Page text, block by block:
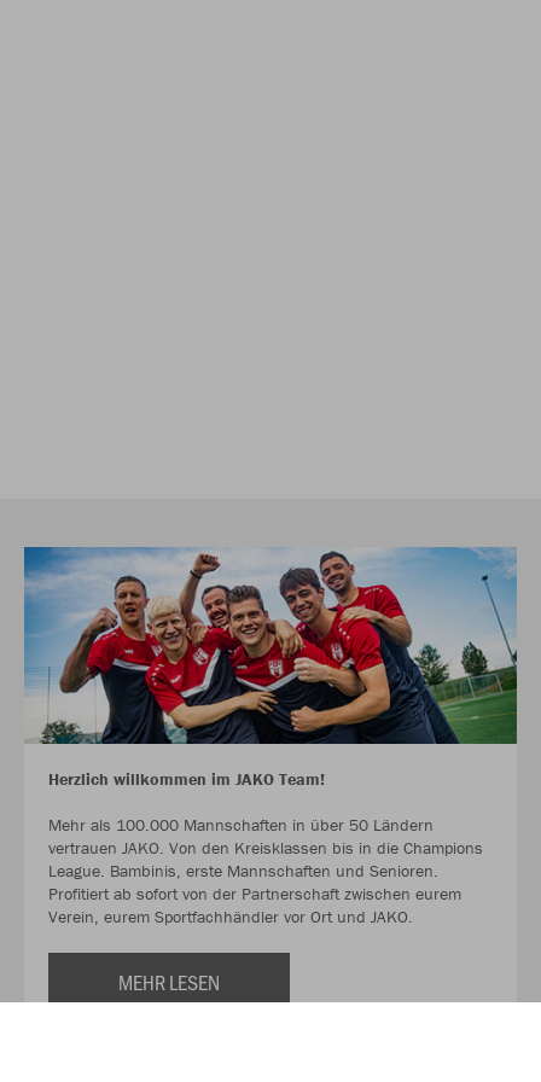
Herzlich willkommen im JAKO Team!
Mehr als 100.000 Mannschaften in über 50 Ländern
vertrauen JAKO. Von den Kreisklassen bis in die Champions
League. Bambinis, erste Mannschaften und Senioren.
Profitiert ab sofort von der Partnerschaft zwischen eurem
Verein, eurem Sportfachhändler vor Ort und JAKO.
MEHR LESEN